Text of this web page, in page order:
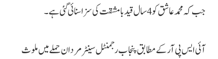
جب کہ محمد عاشق کو 4 سال قید بامشقت کی سزا سنائی گئی ہے۔
آئی ایس پی آر کے مطابق پنجاب رجمنٹل سینٹر مردان حملے میں ملوث